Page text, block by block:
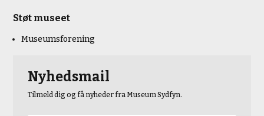
Støt museet
Museumsforening
Nyhedsmail
Tilmeld dig og få nyheder fra Museum Sydfyn.